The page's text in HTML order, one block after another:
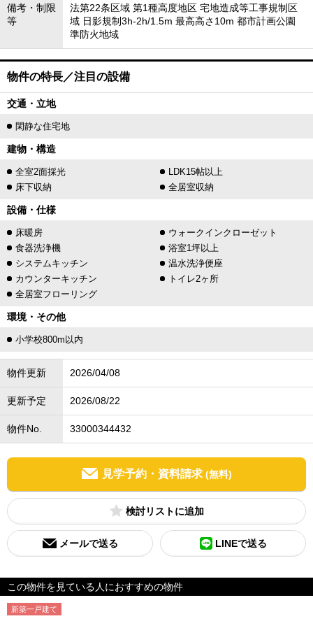
備考・制限
等
法第22条区域 第1種高度地区 宅地造成等工事規制区
域 日影規制3h-2h/1.5m 最高高さ10m 都市計画公園
準防火地域
物件の特長／注目の設備
交通・立地
閑静な住宅地
建物・構造
全室2面採光
LDK15帖以上
床下収納
全居室収納
設備・仕様
床暖房
ウォークインクローゼット
食器洗浄機
浴室1坪以上
システムキッチン
温水洗浄便座
カウンターキッチン
トイレ2ヶ所
全居室フローリング
環境・その他
小学校800m以内
物件更新 2026/04/08
更新予定 2026/08/22
物件No. 33000344432
見学予約・資料請求 (無料)
検討リスト
メールで送る LINEで送る
この物件を見ている人におすすめの物件
新築一戸建て